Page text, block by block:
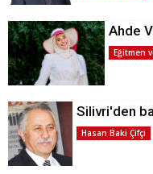
Ahde
Eğitmen
Silivri'den
Hasan Baki Çifçi